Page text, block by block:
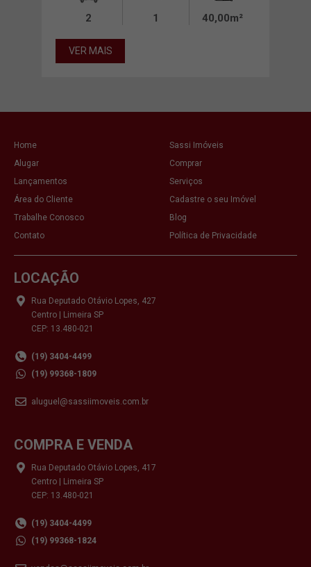
2 1 40,00m²
VER MAIS
Home
Sassi Imóveis
Alugar
Comprar
Lançamentos
Serviços
Área do Cliente
Cadastre o seu Imóvel
Trabalhe Conosco
Blog
Contato
Política de Privacidade
LOCAÇÃO
Rua Deputado Otávio Lopes, 427
Centro | Limeira SP
CEP: 13.480-021
(19) 3404-4499
(19) 99368-1809
aluguel@sassiimoveis.com.br
COMPRA E VENDA
Rua Deputado Otávio Lopes, 417
Centro | Limeira SP
CEP: 13.480-021
(19) 3404-4499
(19) 99368-1824